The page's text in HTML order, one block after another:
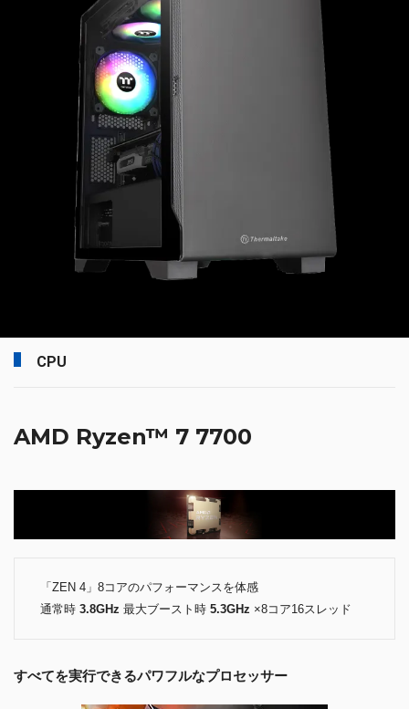
CPU
AMD Ryzen™ 7 7700
「ZEN 4」8コアのパフォーマンスを体感
通常時 3.8GHz 最大ブースト時 5.3GHz ×8コア16スレッド
すべてを実行できるパワフルなプロセッサー